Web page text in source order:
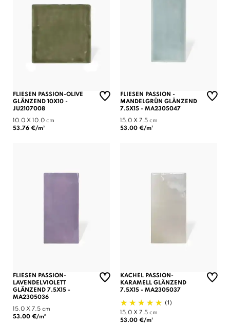
FLIESEN PASSION-OLIVE
GLÄNZEND 10X10 -
JU2107008
10.0 X 10.0 cm
53.76 €/m²
FLIESEN PASSION -
MANDELGRÜN GLÄNZEND
7.5X15 - MA2305047
15.0 X 7.5 cm
53.00 €/m²
FLIESEN PASSION-
LAVENDELVIOLETT
GLÄNZEND 7.5X15 -
MA2305036
15.0 X 7.5 cm
53.00 €/m²
KACHEL PASSION-
KARAMELL GLÄNZEND
7.5X15 - MA2305037
(1)
15.0 X 7.5 cm
53.00 €/m²